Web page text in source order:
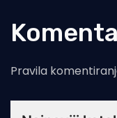
Pravila